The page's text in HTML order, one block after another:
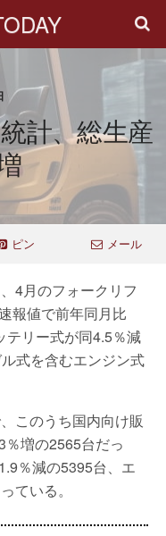
計、総生産
ピン メール
4月のフォークリフ
報値で前年同月比
テリー式が同4.5％減
式を含むエンジン式
このうち国内向け販
増の2565台だっ
％減の5395台、エ
ている。